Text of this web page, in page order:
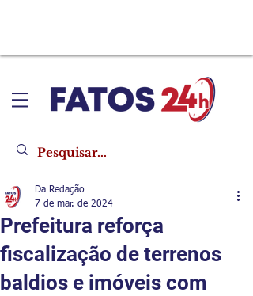
Prefeitura reforça
fiscalização de terrenos
baldios e imóveis com
Da Redação
7 de mar. de 2024